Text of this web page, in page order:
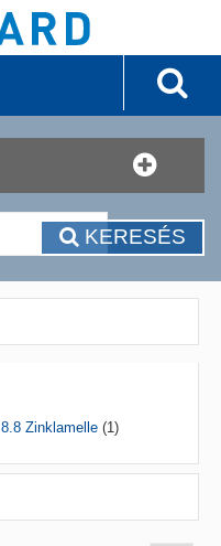
KERESÉS
8.8 Zinklamelle(1)